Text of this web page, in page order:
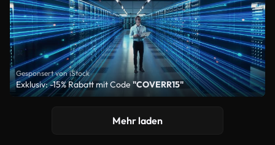
Gesponsert von iStock
Exklusiv: -15% Rabatt mit Code "COVERR15"
Mehr laden